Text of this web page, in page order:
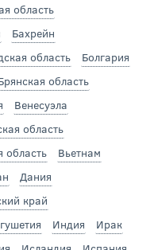
область
Бахрейн
область
Болгария
область
Венесуэла
область
область
Вьетнам
Дания
край
Индия
Ирак